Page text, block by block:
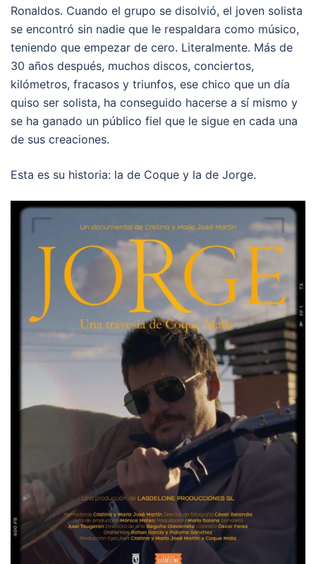
Ronaldos. Cuando el grupo se disolvió, el joven solista
se encontró sin nadie que le respaldara como músico,
teniendo que empezar de cero. Literalmente. Más de
30 años después, muchos discos, conciertos,
kilómetros, fracasos y triunfos, ese chico que un día
quiso ser solista, ha conseguido hacerse a sí mismo y
se ha ganado un público fiel que le sigue en cada una
de sus creaciones.
Esta es su historia: la de Coque y la de Jorge.